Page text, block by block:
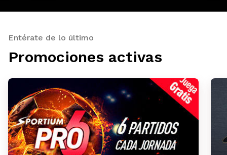
Entérate de lo último
Promociones activas